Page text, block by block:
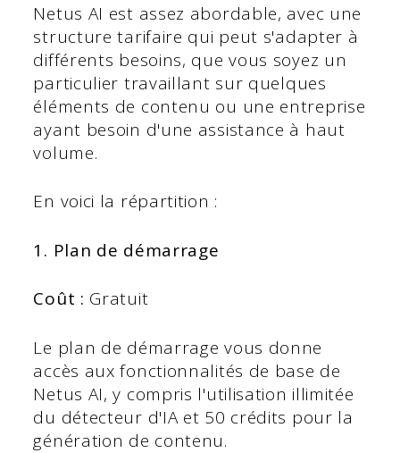
Netus AI est assez abordable, avec une
structure tarifaire qui peut s'adapter à
différents besoins, que vous soyez un
particulier travaillant sur quelques
éléments de contenu ou une entreprise
ayant besoin d'une assistance à haut
volume.
En voici la répartition :
1. Plan de démarrage
Coût : Gratuit
Le plan de démarrage vous donne
accès aux fonctionnalités de base de
Netus AI, y compris l'utilisation illimitée
du détecteur d'IA et 50 crédits pour la
génération de contenu.